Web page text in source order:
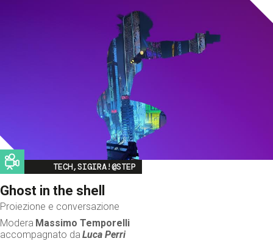
Image
TECH,SIGIRA!@STEP
Ghost in the shell
Proiezione e conversazione
Modera Massimo Temporelli
accompagnato da Luca Perri